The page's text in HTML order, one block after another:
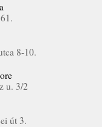
8-10.
u. 3/2
út 3.